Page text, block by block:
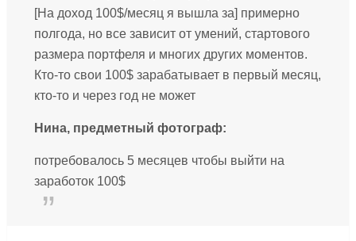
[На доход 100$/месяц я вышла за] примерно
полгода, но все зависит от умений, стартового
размера портфеля и многих других моментов.
Кто-то свои 100$ зарабатывает в первый месяц,
кто-то и через год не может
Нина, предметный фотограф:
потребовалось 5 месяцев чтобы выйти на
заработок 100$